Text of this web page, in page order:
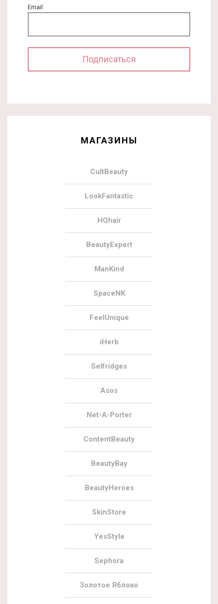
Email
МАГАЗИНЫ
CultBeauty
LookFantastic
HQhair
BeautyExpert
ManKind
SpaceNK
FeelUnique
iHerb
Selfridges
Asos
Net-A-Porter
ContentBeauty
BeautyBay
BeautyHeroes
SkinStore
YesStyle
Sephora
Золотое Яблоко